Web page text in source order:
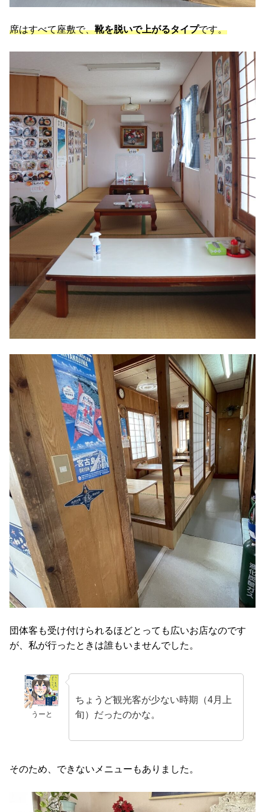
席はすべて座敷で、靴を脱いで上がるタイプです。
団体客も受け付けられるほどとっても広いお店なのです
が、私が行ったときは誰もいませんでした。
うーと
ちょうど観光客が少ない時期（4月上
旬）だったのかな。
そのため、できないメニューもありました。